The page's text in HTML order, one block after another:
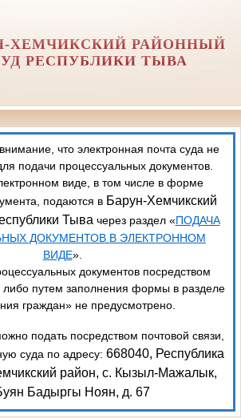
ХЕМЧИКСКИЙ РАЙОННЫЙ
РЕСПУБЛИКИ ТЫВА
что электронная почта суда не
подачи процессуальных документов.
виде, в том числе в форме
подаются в Барун-Хемчикский
Тывачерез раздел «ПОДАЧА
ДОКУМЕНТОВ В ЭЛЕКТРОННОМ
ВИДЕ».
документов посредством
либо путем заполнения формы в разделе
граждан» не предусмотрено.
подать посредством почтовой связи,
суда по адресу: 668040, Республика
район, с. Кызыл-Мажалык,
Бадыргы Ноян, д. 67